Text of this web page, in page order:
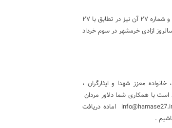
و اینک در این روز مبارک مبعث پیامبر الهی که اسم لشکر نیز محمد رسول الله بوده و شماره ۲۷ آن نیز در تطابق با ۲۷
پایگاه اطلاع رسانی حماسه ۲۷ ، افتتاح در سالروز ازادی خرمشهر در سوم خرداد
اعلام گردیده و دست یاری بسوی همه عزیزان رزمنده و پیشکسوت لشکر ۲۷، خانواده معزز شهدا و ایثارگران ،
است با همکاری شما دلاور مردان
بتوان ان را به انچه در خور نام و سابقه لشکر ۲۷ می باشد ، برسانیم . نشانیinfo@hamase27.ir اماده دریافت
.